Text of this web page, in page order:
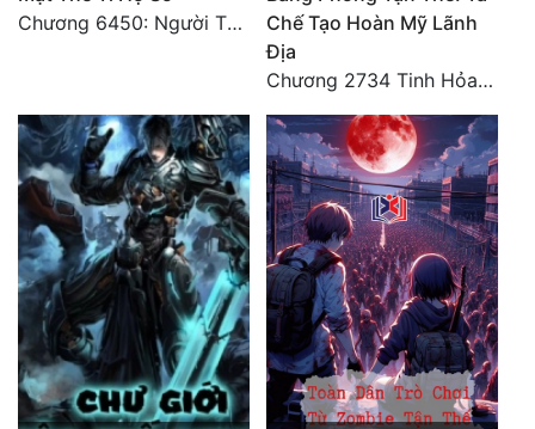
Chương 6450: Người Thái Diễn Sơn Tuyệt Không Khuất Phục
Chế Tạo Hoàn Mỹ Lãnh
Địa
Chương 2734 Tinh Hỏa (Đại kết cục) (2)